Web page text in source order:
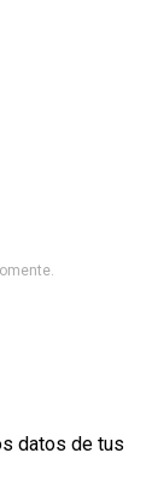
datos de tus